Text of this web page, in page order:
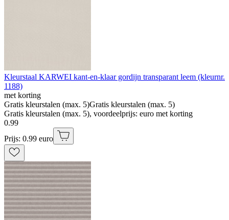
Kleurstaal KARWEI kant-en-klaar gordijn transparant leem (kleurnr.
1188)
met korting
Gratis kleurstalen (max. 5)Gratis kleurstalen (max. 5)
Gratis kleurstalen (max. 5), voordeelprijs: euro met korting
0.99
Prijs: 0.99 euro